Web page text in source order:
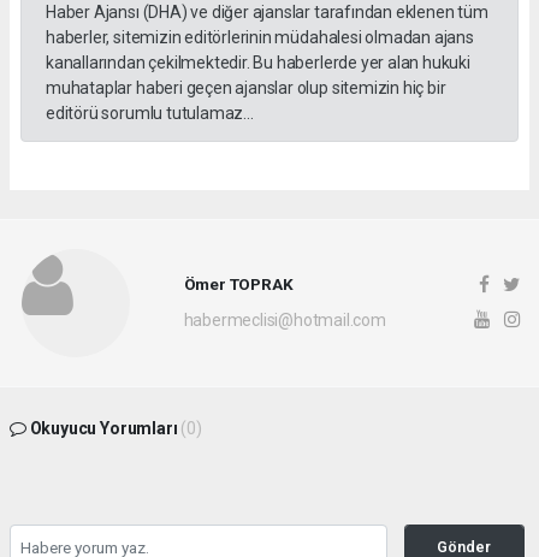
Haber Ajansı (DHA) ve diğer ajanslar tarafından eklenen tüm
haberler, sitemizin editörlerinin müdahalesi olmadan ajans
kanallarından çekilmektedir. Bu haberlerde yer alan hukuki
muhataplar haberi geçen ajanslar olup sitemizin hiç bir
editörü sorumlu tutulamaz...
Ömer TOPRAK
habermeclisi@hotmail.com
Okuyucu Yorumları (0)
Gönder